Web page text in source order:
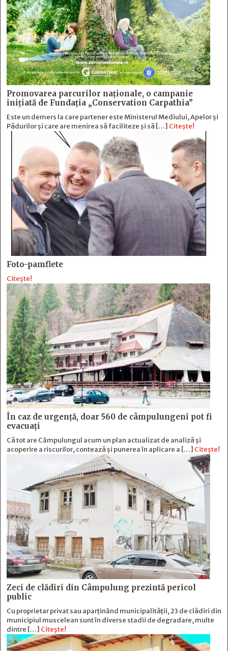
Promovarea parcurilor naționale, o campanie
inițiată de Fundația „Conservation Carpathia”
Este un demers la care partener este Ministerul Mediului, Apelor și
Pădurilor și care are menirea să faciliteze și să […] Citește!
Foto-pamflete
Citește!
În caz de urgență, doar 560 de câmpulungeni pot fi
evacuați
Că tot are Câmpulungul acum un plan actualizat de analiză și
acoperire a riscurilor, contează și punerea în aplicare a […] Citește!
Zeci de clădiri din Câmpulung prezintă pericol
public
Cu proprietar privat sau aparținând municipalității, 23 de clădiri din
municipiul muscelean sunt în diverse stadii de degradare, multe
dintre […] Citește!